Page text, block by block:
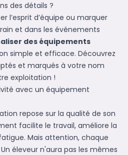
des détails ?
l’esprit d’équipe ou marquer
et dans les événements
des équipements
simple et efficace. Découvrez
et marqués à votre nom
exploitation !
avec un équipement
repose sur la qualité de son
facilite le travail, améliore la
Mais attention, chaque
éleveur n'aura pas les mêmes